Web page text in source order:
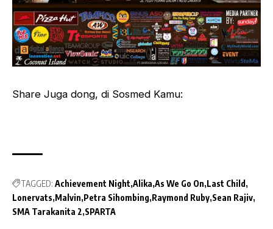
Share Juga dong, di Sosmed Kamu:
TAGGED: Achievement Night Alika As We Go On Last Child
Lonervats Malvin Petra Sihombing Raymond Ruby Sean Rajiv
SMA Tarakanita 2 SPARTA